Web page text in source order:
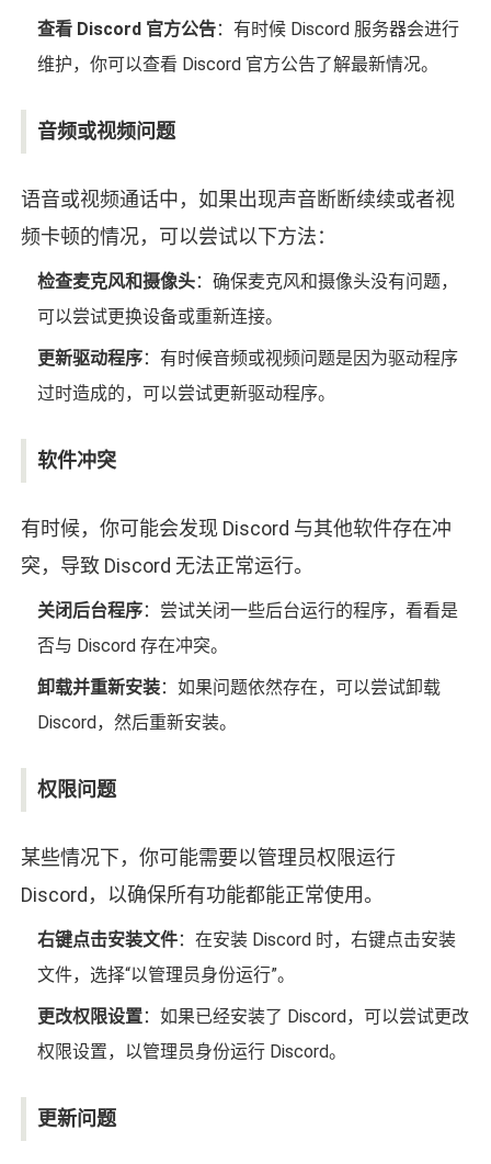
查看 Discord 官方公告：有时候 Discord 服务器会进行
维护，你可以查看 Discord 官方公告了解最新情况。
音频或视频问题
语音或视频通话中，如果出现声音断断续续或者视
频卡顿的情况，可以尝试以下方法：
检查麦克风和摄像头：确保麦克风和摄像头没有问题，
可以尝试更换设备或重新连接。
更新驱动程序：有时候音频或视频问题是因为驱动程序
过时造成的，可以尝试更新驱动程序。
软件冲突
有时候，你可能会发现 Discord 与其他软件存在冲
突，导致 Discord 无法正常运行。
关闭后台程序：尝试关闭一些后台运行的程序，看看是
否与 Discord 存在冲突。
卸载并重新安装：如果问题依然存在，可以尝试卸载
Discord，然后重新安装。
权限问题
某些情况下，你可能需要以管理员权限运行
Discord，以确保所有功能都能正常使用。
右键点击安装文件：在安装 Discord 时，右键点击安装
文件，选择“以管理员身份运行”。
更改权限设置：如果已经安装了 Discord，可以尝试更改
权限设置，以管理员身份运行 Discord。
更新问题